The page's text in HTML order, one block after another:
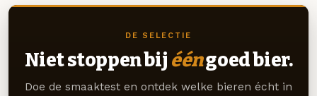
DE SELECTIE
Niet stoppen bij ééngoed bier.
Doe de smaaktest en ontdek welke bieren écht in